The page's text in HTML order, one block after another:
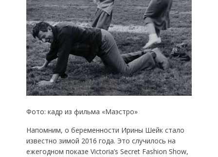
Фото: кадр из фильма «Маэстро»
Напомним, о беременности Ирины Шейк стало
известно зимой 2016 года. Это случилось на
ежегодном показе Victoria’s Secret Fashion Show,